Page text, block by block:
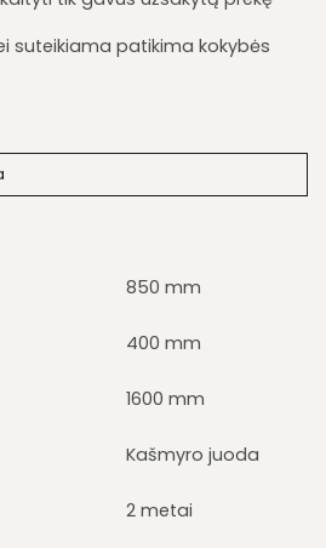
suteikiama patikima kokybės
850 mm
400 mm
1600 mm
Kašmyro juoda
2 metai